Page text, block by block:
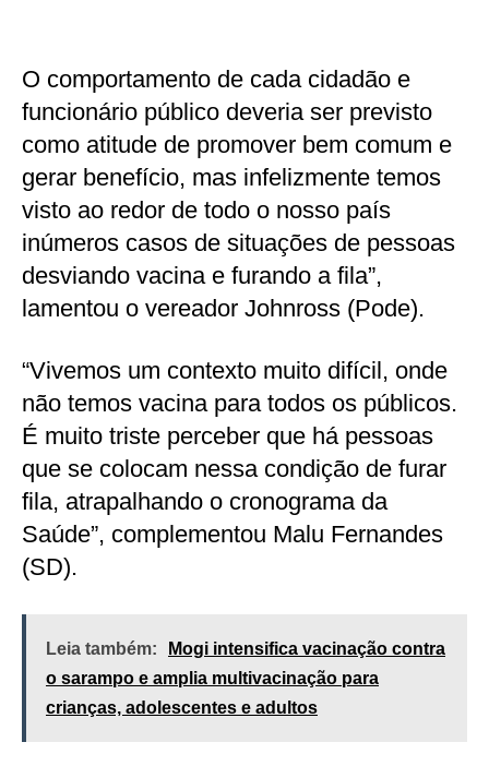
O comportamento de cada cidadão e
funcionário público deveria ser previsto
como atitude de promover bem comum e
gerar benefício, mas infelizmente temos
visto ao redor de todo o nosso país
inúmeros casos de situações de pessoas
desviando vacina e furando a fila”,
lamentou o vereador Johnross (Pode).
“Vivemos um contexto muito difícil, onde
não temos vacina para todos os públicos.
É muito triste perceber que há pessoas
que se colocam nessa condição de furar
fila, atrapalhando o cronograma da
Saúde”, complementou Malu Fernandes
(SD).
Leia também:
Mogi intensifica vacinação contra
o sarampo e amplia multivacinação para
crianças, adolescentes e adultos